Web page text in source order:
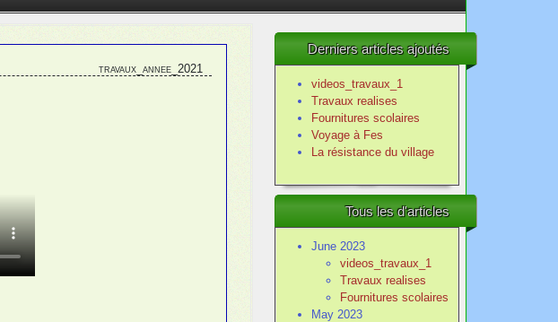
Derniers articles ajoutés
videos_travaux_1
Travaux realises
Fournitures scolaires
Voyage à Fes
La résistance du village
Tous les d'articles
June 2023
videos_travaux_1
Travaux realises
Fournitures scolaires
May 2023
travaux_annee_2021